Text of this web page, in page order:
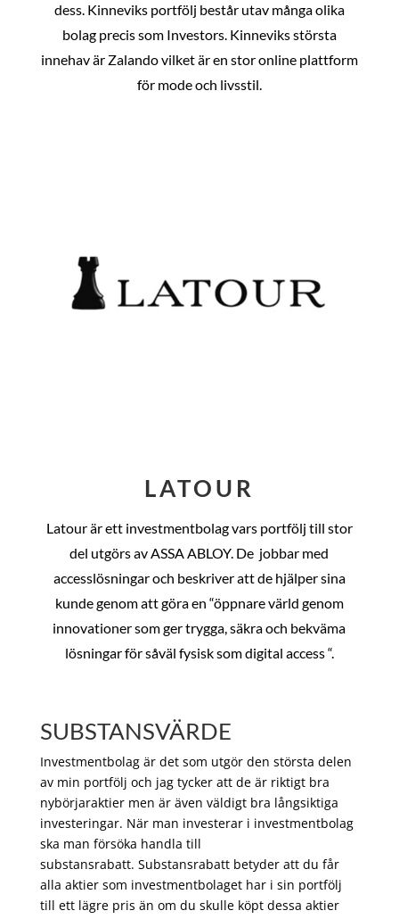
dess. Kinneviks portfölj består utav många olika
bolag precis som Investors. Kinneviks största
innehav är Zalando vilket är en stor online plattform
för mode och livsstil.
LATOUR
Latour är ett investmentbolag vars portfölj till stor
del utgörs av ASSA ABLOY. De jobbar med
accesslösningar och beskriver att de hjälper sina
kunde genom att göra en “öppnare värld genom
innovationer som ger trygga, säkra och bekväma
lösningar för såväl fysisk som digital access “.
SUBSTANSVÄRDE
Investmentbolag är det som utgör den största delen
av min portfölj och jag tycker att de är riktigt bra
nybörjaraktier men är även väldigt bra långsiktiga
investeringar. När man investerar i investmentbolag
ska man försöka handla till
substansrabatt. Substansrabatt betyder att du får
alla aktier som investmentbolaget har i sin portfölj
till ett lägre pris än om du skulle köpt dessa aktier